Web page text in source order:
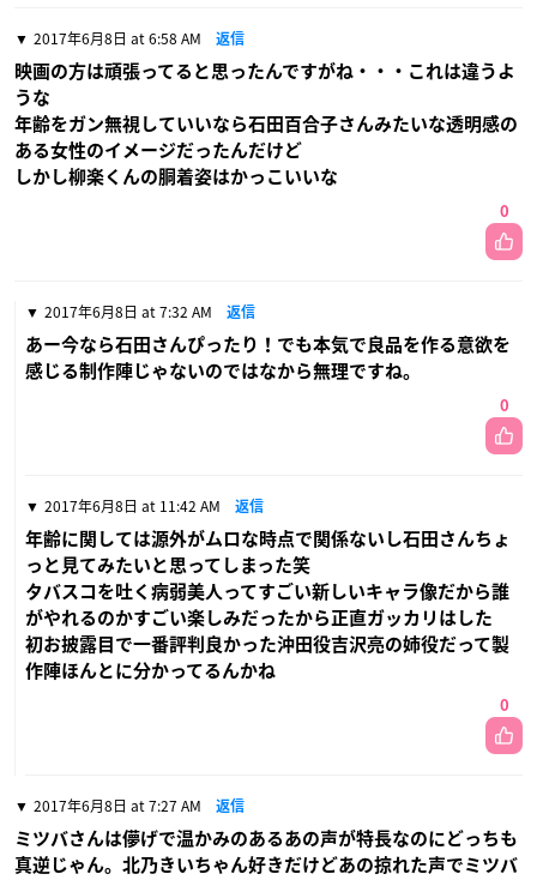
2017年6月8日 at 6:58 AM 返信
映画の方は頑張ってると思ったんですがね・・・これは違うよ
うな
年齢をガン無視していいなら石田百合子さんみたいな透明感の
ある女性のイメージだったんだけど
しかし柳楽くんの胴着姿はかっこいいな
0
2017年6月8日 at 7:32 AM 返信
あー今なら石田さんぴったり！でも本気で良品を作る意欲を
感じる制作陣じゃないのではなから無理ですね。
0
2017年6月8日 at 11:42 AM 返信
年齢に関しては源外がムロな時点で関係ないし石田さんちょ
っと見てみたいと思ってしまった笑
タバスコを吐く病弱美人ってすごい新しいキャラ像だから誰
がやれるのかすごい楽しみだったから正直ガッカリはした
初お披露目で一番評判良かった沖田役吉沢亮の姉役だって製
作陣ほんとに分かってるんかね
0
2017年6月8日 at 7:27 AM 返信
ミツバさんは儚げで温かみのあるあの声が特長なのにどっちも
真逆じゃん。北乃きいちゃん好きだけどあの掠れた声でミツバ